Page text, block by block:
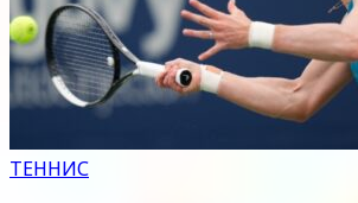
ТЕННИС